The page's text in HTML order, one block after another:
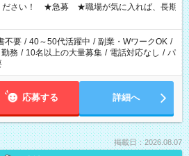
、週20時間以上勤務は社会保険への加入対
者派遣法（日雇い派遣の原則禁止）によ
の就業はご案内が難しい場合があります
ださい！ ★急募 ★職場が気に入れば、長期
不要 / 40～50代活躍中 / 副業・WワークOK /
務 / 10名以上の大量募集 / 電話対応なし / パ
応募する 詳細へ
掲載日：2026.08.07